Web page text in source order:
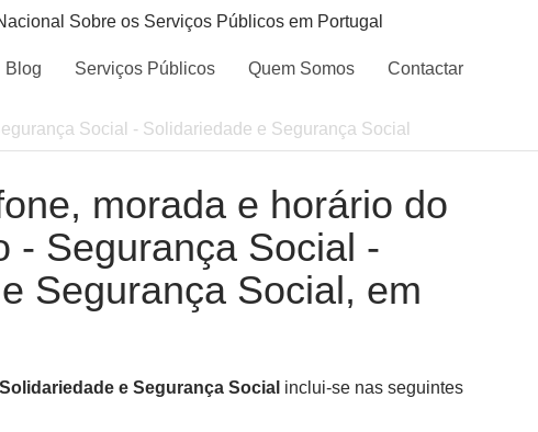
Sobre os Serviços Públicos em Portugal
Blog Serviços Públicos Quem Somos Contactar
Social - Solidariedade e Segurança Social
morada e horário do
- Segurança Social -
Segurança Social, em
e Segurança Social inclui-se nas seguintes